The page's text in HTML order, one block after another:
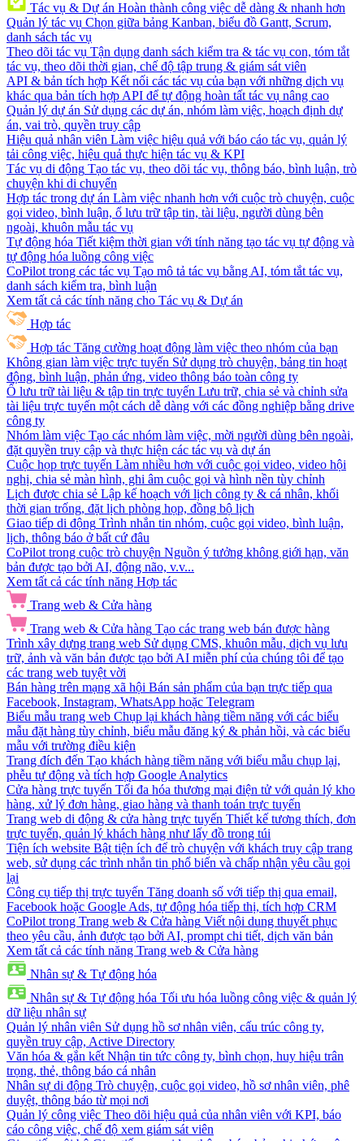
Tác vụ & Dự án Hoàn thành công việc dễ dàng & nhanh hơn
Quản lý tác vụ Chọn giữa bảng Kanban, biểu đồ Gantt, Scrum,
danh sách tác vụ
Theo dõi tác vụ Tận dụng danh sách kiểm tra & tác vụ con, tóm tắt
tác vụ, theo dõi thời gian, chế độ tập trung & giám sát viên
API & bản tích hợp Kết nối các tác vụ của bạn với những dịch vụ
khác qua bản tích hợp API để tự động hoàn tất tác vụ nâng cao
Quản lý dự án Sử dụng các dự án, nhóm làm việc, hoạch định dự
án, vai trò, quyền truy cập
Hiệu quả nhân viên Làm việc hiệu quả với báo cáo tác vụ, quản lý
tải công việc, hiệu quả thực hiện tác vụ & KPI
Tác vụ di động Tạo tác vụ, theo dõi tác vụ, thông báo, bình luận, trò
chuyện khi di chuyển
Hợp tác trong dự án Làm việc nhanh hơn với cuộc trò chuyện, cuộc
gọi video, bình luận, ổ lưu trữ tập tin, tài liệu, người dùng bên
ngoài, khuôn mẫu tác vụ
Tự động hóa Tiết kiệm thời gian với tính năng tạo tác vụ tự động và
tự động hóa luồng công việc
CoPilot trong các tác vụ Tạo mô tả tác vụ bằng AI, tóm tắt tác vụ,
danh sách kiểm tra, bình luận
Xem tất cả các tính năng cho Tác vụ & Dự án
Hợp tác
Hợp tác Tăng cường hoạt động làm việc theo nhóm của bạn
Không gian làm việc trực tuyến Sử dụng trò chuyện, bảng tin hoạt
động, bình luận, phản ứng, video thông báo toàn công ty
Ổ lưu trữ tài liệu & tập tin trực tuyến Lưu trữ, chia sẻ và chỉnh sửa
tài liệu trực tuyến một cách dễ dàng với các đồng nghiệp bằng drive
công ty
Nhóm làm việc Tạo các nhóm làm việc, mời người dùng bên ngoài,
đặt quyền truy cập và thực hiện các tác vụ và dự án
Cuộc họp trực tuyến Làm nhiều hơn với cuộc gọi video, video hội
nghị, chia sẻ màn hình, ghi âm cuộc gọi và hình nền tùy chỉnh
Lịch được chia sẻ Lập kế hoạch với lịch công ty & cá nhân, khối
thời gian trống, đặt lịch phòng họp, đồng bộ lịch
Giao tiếp di động Trình nhắn tin nhóm, cuộc gọi video, bình luận,
lịch, thông báo ở bất cứ đâu
CoPilot trong cuộc trò chuyện Nguồn ý tưởng không giới hạn, văn
bản được tạo bởi AI, động não, v.v...
Xem tất cả các tính năng Hợp tác
Trang web & Cửa hàng
Trang web & Cửa hàng Tạo các trang web bán được hàng
Trình xây dựng trang web Sử dụng CMS, khuôn mẫu, dịch vụ lưu
trữ, ảnh và văn bản được tạo bởi AI miễn phí của chúng tôi để tạo
các trang web tuyệt vời
Bán hàng trên mạng xã hội Bán sản phẩm của bạn trực tiếp qua
Facebook, Instagram, WhatsApp hoặc Telegram
Biểu mẫu trang web Chụp lại khách hàng tiềm năng với các biểu
mẫu đặt hàng tùy chỉnh, biểu mẫu đăng ký & phản hồi, và các biểu
mẫu với trường điều kiện
Trang đích đến Tạo khách hàng tiềm năng với biểu mẫu chụp lại,
phễu tự động và tích hợp Google Analytics
Cửa hàng trực tuyến Tối đa hóa thương mại điện tử với quản lý kho
hàng, xử lý đơn hàng, giao hàng và thanh toán trực tuyến
Trang web di động & cửa hàng trực tuyến Thiết kế tương thích, đơn
trực tuyến, quản lý khách hàng như lấy đồ trong túi
Tiện ích website Bật tiện ích để trò chuyện với khách truy cập trang
web, sử dụng các trình nhắn tin phổ biến và chấp nhận yêu cầu gọi
lại
Công cụ tiếp thị trực tuyến Tăng doanh số với tiếp thị qua email,
Facebook hoặc Google Ads, tự động hóa tiếp thị, tích hợp CRM
CoPilot trong Trang web & Cửa hàng Viết nội dung thuyết phục
theo yêu cầu, ảnh được tạo bởi AI, prompt chi tiết, dịch văn bản
Xem tất cả các tính năng Trang web & Cửa hàng
Nhân sự & Tự động hóa
Nhân sự & Tự động hóa Tối ưu hóa luồng công việc & quản lý
dữ liệu nhân sự
Quản lý nhân viên Sử dụng hồ sơ nhân viên, cấu trúc công ty,
quyền truy cập, Active Directory
Văn hóa & gắn kết Nhận tin tức công ty, bình chọn, huy hiệu trân
trọng, thẻ, thông báo cá nhân
Nhân sự di động Trò chuyện, cuộc gọi video, hồ sơ nhân viên, phê
duyệt, thông báo từ mọi nơi
Quản lý công việc Theo dõi hiệu quả của nhân viên với KPI, báo
cáo công việc, chế độ xem giám sát viên